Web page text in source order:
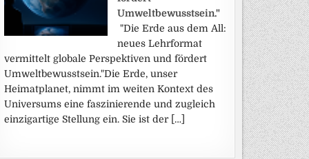
Umweltbewusstsein."
"Die Erde aus dem All:
neues Lehrformat
vermittelt globale Perspektiven und fördert
Umweltbewusstsein."Die Erde, unser
Heimatplanet, nimmt im weiten Kontext des
Universums eine faszinierende und zugleich
einzigartige Stellung ein. Sie ist der […]